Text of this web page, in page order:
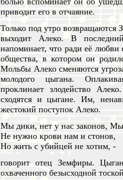
приводит его в отчаяние.
Только под утро
выходит Алеко. В
напоминает, что ради её любви
общества, в котором он
Мольбы Алеко сменяются
молодого цыгана.
проклинает злодейство
сходятся и цыгане. Им,
жестокий поступок Алеко.
Мы дики, нет у нас законов, Мы
Не нужно крови нам и стонов,
Но жить с убийцей не хотим, -
говорит отец Земфиры.
охваченного безысходной